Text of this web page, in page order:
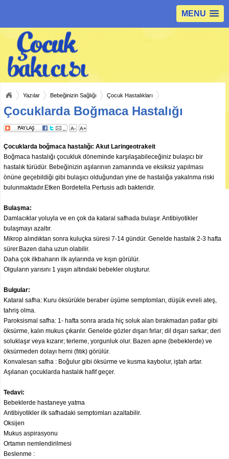
MENU
Yazılar Bebeğinizin Sağlığı Çocuk Hastalıkları
Çocuklarda Boğmaca Hastalığı
A- A+
Çocuklarda boğmaca hastalığı: Akut Laringeotrakeit
Boğmaca hastalığı çocukluk döneminde karşılaşabileceğiniz bulaşıcı bir
hastalık türüdür. Bebeğinizin aşılarınıın zamanında ve eksiksiz yapılması
önüne geçebildiği gibi bulaşıcı olduğundan yine de hastalığa yakalnma riski
bulunmaktadır.Etken Bordetella Pertusis adlı bakteridir.
Bulaşma:
Damlacıklar yoluyla ve en çok da kataral safhada bulaşır. Antibiyotikler
bulaşmayı azaltır.
Mikrop alındıktan sonra kuluçka süresi 7-14 gündür. Genelde hastalık 2-3 hafta
sürer.Bazen daha uzun olabilir.
Daha çok ilkbaharın ilk aylarında ve kışın görülür.
Olguların yarısını 1 yaşın altındaki bebekler oluşturur.
Bulgular:
Kataral safha: Kuru öksürükle beraber üşüme semptomları, düşük evreli ateş,
tahriş olma.
Paroksismal safha: 1- hafta sonra arada hiç soluk alan bırakmadan patlar gibi
öksürme, kalın mukus çıkarılır. Genelde gözler dışarı fırlar; dil dışarı sarkar; deri
soluklaşır veya kızarır; terleme, yorgunluk olur. Bazen apne (bebeklerde) ve
öksürmeden dolayı herni (fıtık) görülür.
Konvalesan safha : Boğulur gibi öksürme ve kusma kaybolur, iştah artar.
Aşılanan çocuklarda hastalık hafif geçer.
Tedavi:
Bebeklerde hastaneye yatma
Antibiyotikler ilk safhadaki semptomları azaltabilir.
Oksijen
Mukus aspirasyonu
Ortamın nemlendirilmesi
Beslenme :